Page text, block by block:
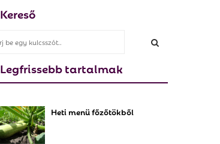
Kereső
Legfrissebb tartalmak
Heti menü főzőtökből